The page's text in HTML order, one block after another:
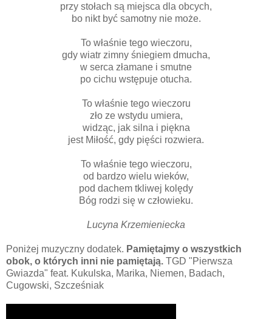
przy stołach są miejsca dla obcych,
bo nikt być samotny nie może.
To właśnie tego wieczoru,
gdy wiatr zimny śniegiem dmucha,
w serca złamane i smutne
po cichu wstępuje otucha.
To właśnie tego wieczoru
zło ze wstydu umiera,
widząc, jak silna i piękna
jest Miłość, gdy pięści rozwiera.
To właśnie tego wieczoru,
od bardzo wielu wieków,
pod dachem tkliwej kolędy
Bóg rodzi się w człowieku.
Lucyna Krzemieniecka
Poniżej muzyczny dodatek. Pamiętajmy o wszystkich
obok, o których inni nie pamiętają. TGD "Pierwsza
Gwiazda" feat. Kukulska, Marika, Niemen, Badach,
Cugowski, Szcześniak